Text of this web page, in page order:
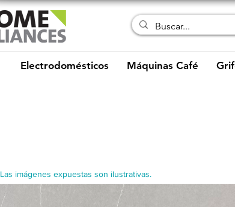
Electrodomésticos Máquinas Café
Las imágenes expuestas son ilustrativas.